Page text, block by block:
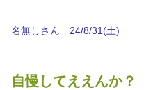
名無しさん 24/8/31(土)
自慢してええんか？